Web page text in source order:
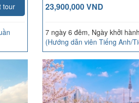
tour 23,900,000 VND
7 ngày 6 đêm, Ngày khởi
(Hướng dẫn viên Tiếng Anh/